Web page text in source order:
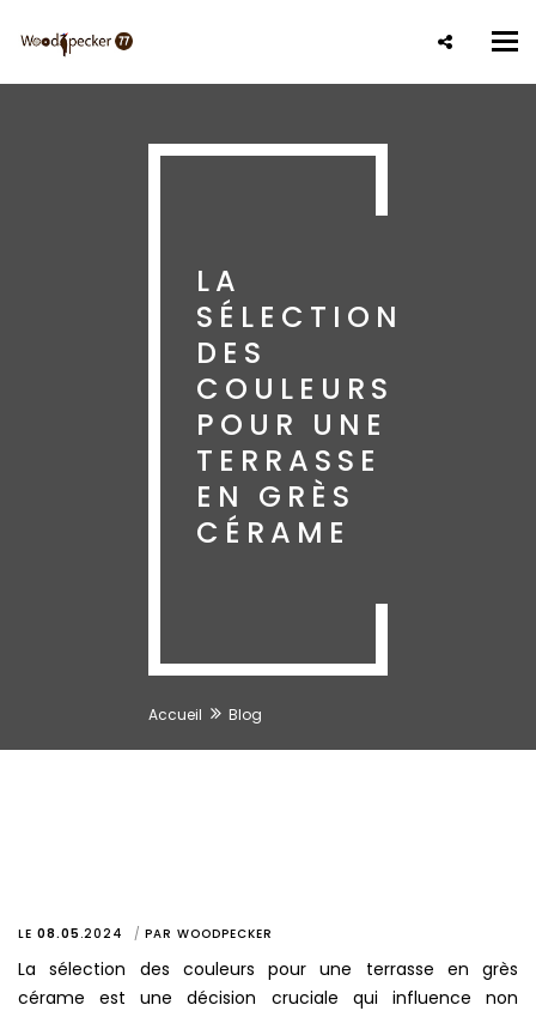
contenu
LA
SÉLECTION
DES
COULEURS
POUR UNE
TERRASSE
EN GRÈS
CÉRAME
Accueil Blog
LE 08.05 .2024 PAR WOODPECKER
La sélection des couleurs pour une terrasse en grès
cérame est une décision cruciale qui influence non